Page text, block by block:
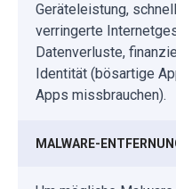
Geräteleistung,
verringerte
Datenverluste,
Identität (bösartige
Apps missbrauchen).
MALWARE-